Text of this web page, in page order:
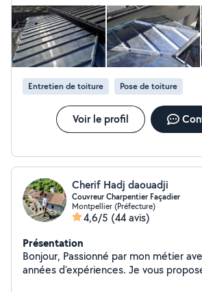
contacter pour toute demande
Entretien de toiture Pose de toiture
Voir le profil
Cherif Hadj daouadji
Couvreur Charpentier Façadier
Montpellier (Préfecture)
4,6/5 (44 avis)
Présentation
Bonjour, Passionné par mon métier
années d'expériences. Je vous